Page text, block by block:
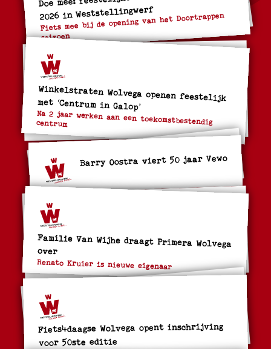
2026 in Weststellingwerf
Fiets mee bij de opening van het Doortrappen
seizoen
Winkelstraten Wolvega openen feestelijk
met ‘Centrum in Galop’
Na 2 jaar werken aan een toekomstbestendig centrum
Barry Oostra viert 50 jaar Vewo
Familie Van Wijhe draagt Primera Wolvega
over
Renato Kruier is nieuwe eigenaar
Fiets4daagse Wolvega opent inschrijving
voor 50ste editie